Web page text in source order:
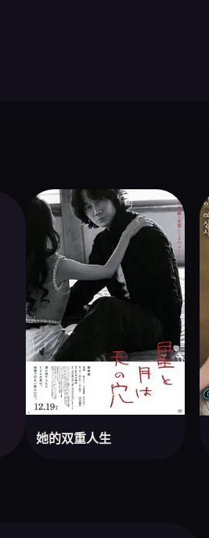
她的双重人生